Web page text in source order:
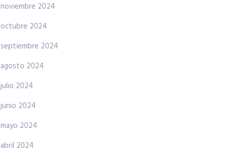
noviembre 2024
octubre 2024
septiembre 2024
agosto 2024
julio 2024
junio 2024
mayo 2024
abril 2024